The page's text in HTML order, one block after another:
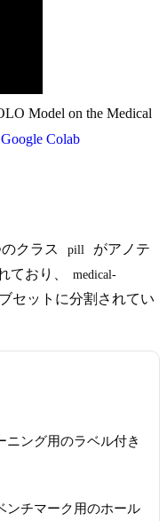
Model on the Medical
Google Colab
クラス pill
がアノテ
ており、
medical-
セットに分割されてい
ニング用のラベル付き
ンチマーク用のホール